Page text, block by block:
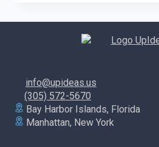
EN
SIN
info@upideas.us
(305) 572-5670
Bay Harbor Islands, Florida
Manhattan, New York